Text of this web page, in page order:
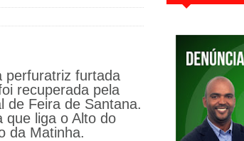
perfuratriz furtada
recuperada pela
de Feira de Santana.
que liga o Alto do
da Matinha.